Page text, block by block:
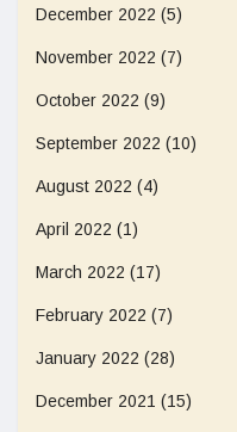
December 2022 (5)
November 2022 (7)
October 2022 (9)
September 2022 (10)
August 2022 (4)
April 2022 (1)
March 2022 (17)
February 2022 (7)
January 2022 (28)
December 2021 (15)